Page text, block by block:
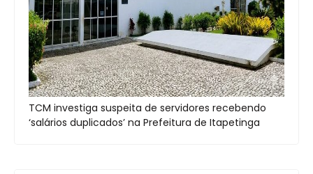
TCM investiga suspeita de servidores recebendo
‘salários duplicados’ na Prefeitura de Itapetinga